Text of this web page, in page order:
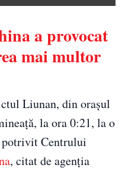
a provocat
mai multor
Liunan, din orașul
la ora 0:21, la o
Centrului
, citat de agenția